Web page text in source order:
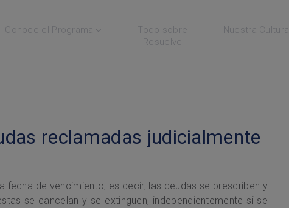
Conoce el Programa
Todo sobre
Resuelve
Nuestra Cultura
reclamadas judicialmente
fecha de vencimiento, es decir, las deudas se prescriben y
se cancelan y se extinguen, independientemente si se